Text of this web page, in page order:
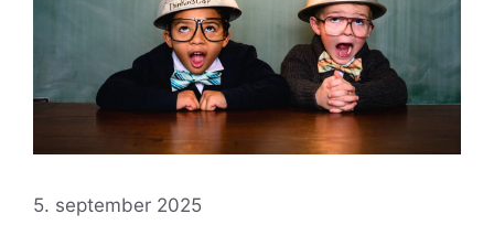
5. september 2025